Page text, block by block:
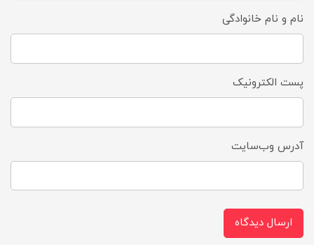
نام و نام خانوادگی
پست الکترونیک
آدرس وب‌سایت
ارسال دیدگاه